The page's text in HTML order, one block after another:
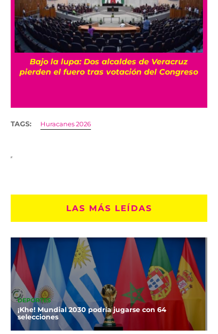
Bajo la lupa: Dos alcaldes de Veracruz
pierden el fuero tras votación del Congreso
TAGS: Huracanes 2026
LAS MÁS LEÍDAS
DEPORTES
¡Khe! Mundial 2030 podría jugarse con 64
selecciones